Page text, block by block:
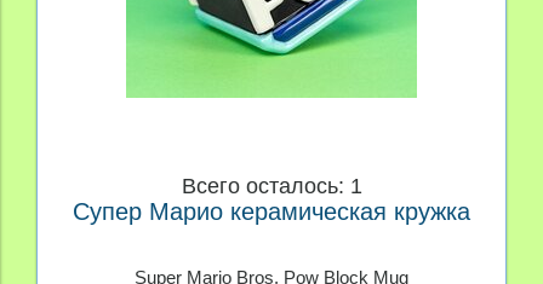
Всего осталось: 1
Супер Марио керамическая кружка
Super Mario Bros. Pow Block Mug